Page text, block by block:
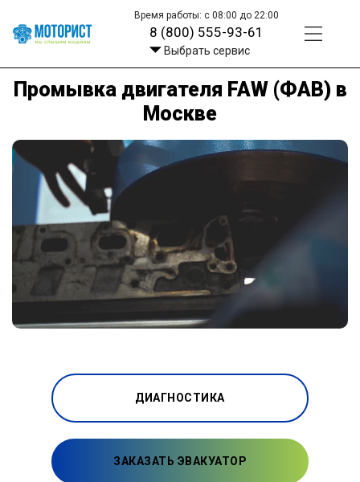
Время работы: с 08:00 до 22:00
8 (800) 555-93-61
Выбрать сервис
Промывка двигателя FAW (ФАВ) в
Москве
ДИАГНОСТИКА
ЗАКАЗАТЬ ЭВАКУАТОР